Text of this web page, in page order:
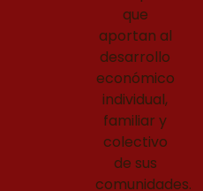
que
aportan al
desarrollo
económico
individual,
familiar y
colectivo
de sus
comunidades.